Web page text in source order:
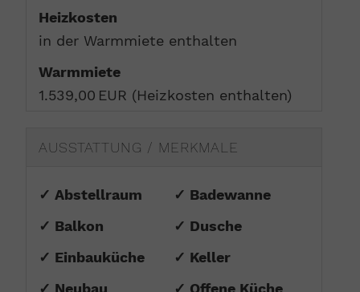
Heizkosten
in der Warmmiete enthalten
Warmmiete
1.539,00 EUR (Heizkosten enthalten)
AUSSTATTUNG / MERKMALE
✓ Abstellraum
✓ Badewanne
✓ Balkon
✓ Dusche
✓ Einbauküche
✓ Keller
✓ Neubau
✓ Offene Küche